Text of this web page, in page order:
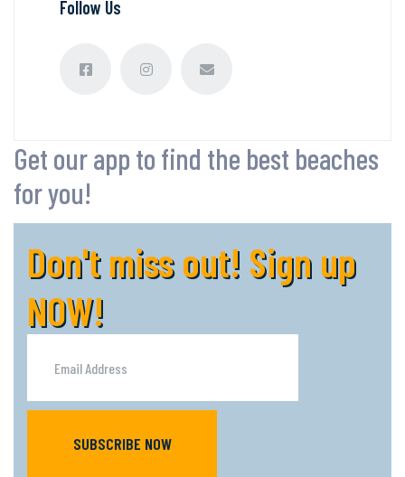
Follow Us
Get our app to find the best beaches
for you!
Don't miss out! Sign up
NOW!
SUBSCRIBE NOW